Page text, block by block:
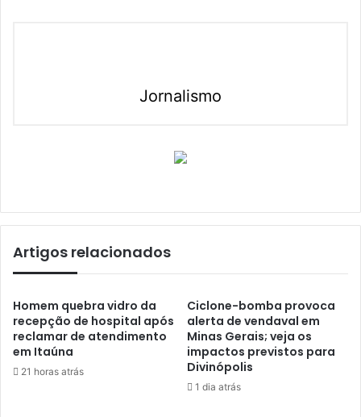
Jornalismo
Artigos relacionados
Homem quebra vidro da
recepção de hospital após
reclamar de atendimento
em Itaúna
21 horas atrás
Ciclone-bomba provoca
alerta de vendaval em
Minas Gerais; veja os
impactos previstos para
Divinópolis
1 dia atrás